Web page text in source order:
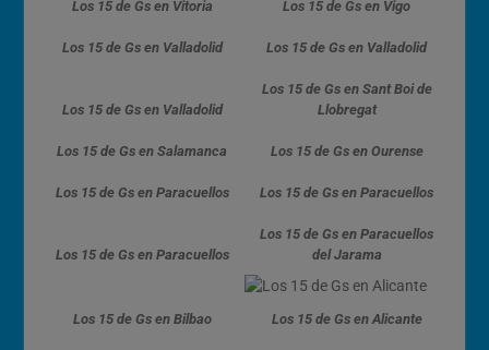
Los 15 de Gs en Vitoria Los 15 de Gs en Vigo
Los 15 de Gs en Valladolid Los 15 de Gs en Valladolid
Los 15 de Gs en Valladolid
Los 15 de Gs en Sant Boi de
Llobregat
Los 15 de Gs en Salamanca Los 15 de Gs en Ourense
Los 15 de Gs en Paracuellos Los 15 de Gs en Paracuellos
Los 15 de Gs en Paracuellos
Los 15 de Gs en Paracuellos
del Jarama
Los 15 de Gs en Bilbao Los 15 de Gs en Alicante